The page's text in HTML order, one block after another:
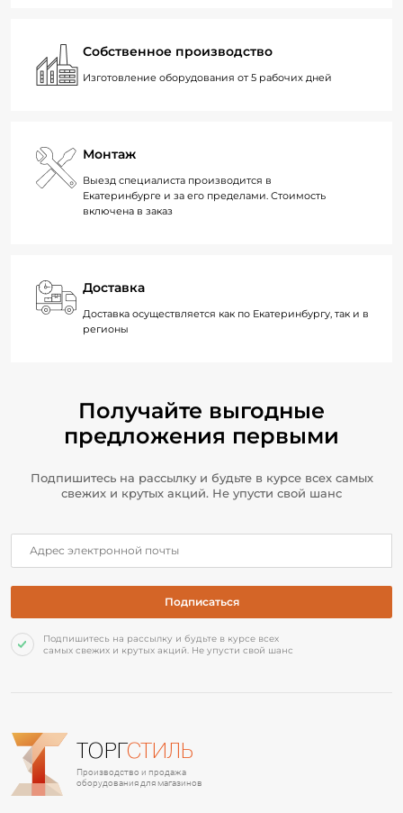
Собственное производство
Изготовление оборудования от 5 рабочих дней
Монтаж
Выезд специалиста производится в
Екатеринбурге и за его пределами. Стоимость
включена в заказ
Доставка
Доставка осуществляется как по Екатеринбургу, так и в
регионы
Получайте выгодные
предложения первыми
Подпишитесь на рассылку и будьте в курсе всех самых
свежих и крутых акций. Не упусти свой шанс
Подпишитесь на рассылку и будьте в курсе всех
самых свежих и крутых акций. Не упусти свой шанс
ТОРГСТИЛЬ
Производство и продажа
оборудования для магазинов